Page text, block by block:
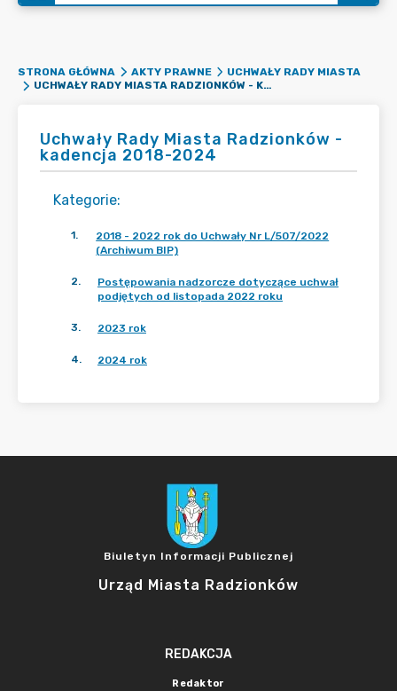
STRONA GŁÓWNA AKTY PRAWNE
UCHWAŁY RADY MIASTA
UCHWAŁY RADY MIASTA RADZIONKÓW - KADENCJA 2018-2024
Uchwały Rady Miasta Radzionków -
kadencja 2018-2024
Kategorie:
1.
2018 - 2022 rok do Uchwały Nr L/507/2022
(Archiwum BIP)
2.
Postępowania nadzorcze dotyczące uchwał
podjętych od listopada 2022 roku
3. 2023 rok
4. 2024 rok
Biuletyn Informacji Publicznej
Urząd Miasta Radzionków
REDAKCJA
Redaktor